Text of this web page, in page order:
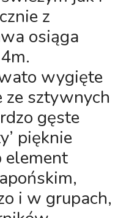
z
osiąga
wygięte
ze sztywnych
gęste
pięknie
element
i w grupach,